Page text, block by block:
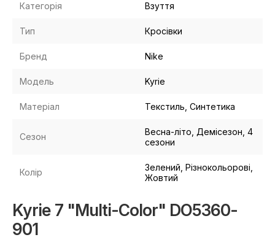
Категорія Взуття
Тип Кросівки
Бренд Nike
Модель Kyrie
Матеріал Текстиль, Синтетика
Сезон
Весна-літо, Демісезон, 4
сезони
Колір
Зелений, Різнокольорові,
Жовтий
Kyrie 7 "Multi-Color" DO5360-
901